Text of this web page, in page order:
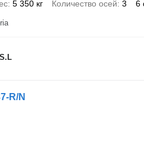
5 350 кг Количество осей 3 6
R/N